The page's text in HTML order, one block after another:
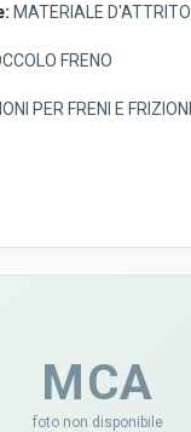
MATERIALE D'ATTRITO
FRENO
PER FRENI E FRIZIONI
MCA
foto non disponibile